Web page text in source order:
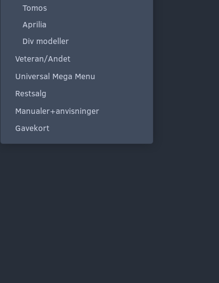
Tomos
Aprilia
Div modeller
Veteran/Andet
Universal Mega Menu
Restsalg
Manualer+anvisninger
Gavekort